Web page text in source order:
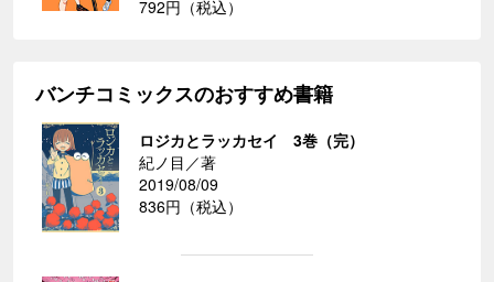
792円（税込）
バンチコミックスのおすすめ書籍
ロジカとラッカセイ 3巻（完）
紀ノ目／著
2019/08/09
836円（税込）